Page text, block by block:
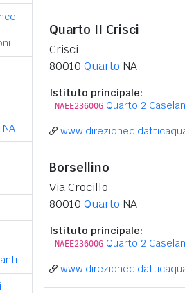
Quarto II Crisci
Crisci
80010 Quarto NA
Istituto principale:
NAEE23600G Quarto 2
Borsellino
Via Crocillo
80010 Quarto NA
Istituto principale:
NAEE23600G Quarto 2